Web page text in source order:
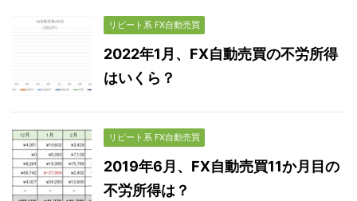
リピート系 FX自動売買
2022年1月、FX自動売買の不労所得
はいくら？
リピート系 FX自動売買
2019年6月、FX自動売買11か月目の
不労所得は？